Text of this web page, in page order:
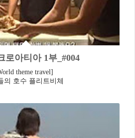
로아티아 1부_#004
theme travel]
의 호수 플리트비체